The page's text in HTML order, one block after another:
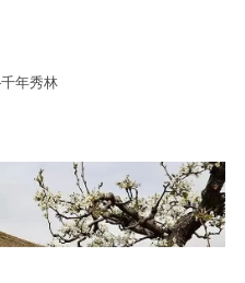
年秀林